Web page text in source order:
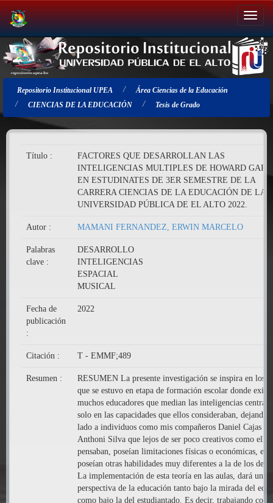
Salir
de
la
navegación
Repositorio Institucional UPEA
Área Ciencias de la Educación
CIENCIAS DE LA EDUCACIÓN
Tesis de Grado
Título :
FACTORES QUE DESARROLLAN LAS
INTELIGENCIAS MULTIPLES DE HOWARD
EN ESTUDINATES DE 3ER SEMESTRE DE LA
CARRERA CIENCIAS DE LA EDUCACIÓN DE LA
UNIVERSIDAD PÚBLICA DE EL ALTO 2022.
Autor : MAMANI FERNANDEZ, ERWIN MARCELO
Palabras
clave :
DESARROLLO
INTELIGENCIAS
ESPACIAL
MUSICAL
Fecha de
publicación
:
2022
Citación : T - EMMF;489
Resumen :
RESUMEN La presente investigación se inspira en los
que se estuvo en etapa de formación escolar donde
muchos educadores que median las inteligencias
solo en las capacidades que ellos consideraban, dejando
lado a individuos como mis compañeros Daniel Cajas o
Anthoni Silva que lejos de ser poco creativos como ellos
pensaban, poseían limitaciones físicas o económicas,
poseían otras habilidades muy diferentes a la de los
La implementación de esta teoría en las aulas, dará una
perspectiva de la educación tanto bajo la mirada del
como bajo la del estudiantado. Es decir, trabajando con